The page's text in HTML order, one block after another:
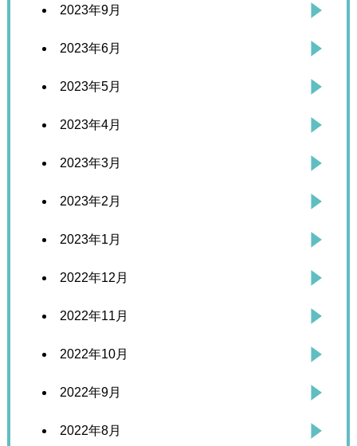
2023年9月
2023年6月
2023年5月
2023年4月
2023年3月
2023年2月
2023年1月
2022年12月
2022年11月
2022年10月
2022年9月
2022年8月